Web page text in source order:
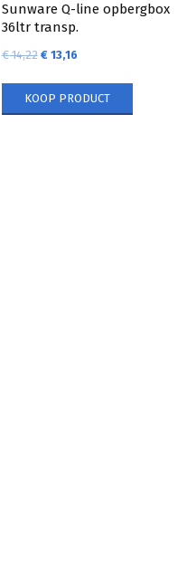
Sunware Q-line opbergbox
36ltr transp.
€14,22 €13,16
KOOP PRODUCT